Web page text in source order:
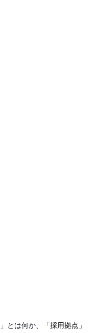
」とは何か、「採用拠点 」